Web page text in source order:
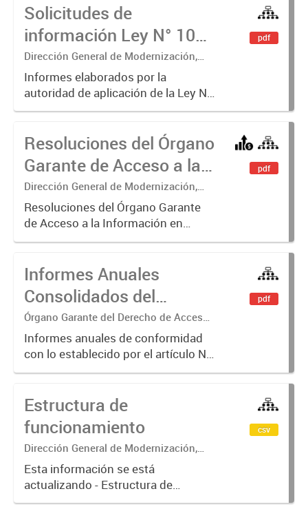
Solicitudes de
información Ley N° 104 -
Informes
Dirección General de Modernización,
Sustentabilidad y Fortalecimiento
Institucional
Informes elaborados por la
autoridad de aplicación de la Ley N°
104 y modificatoria sobre las
información recibidas, sus
tramitaciones y la publicación
proactiva de...
pdf
Resoluciones del Órgano
Garante de Acceso a la
Información
Dirección General de Modernización,
Sustentabilidad y Fortalecimiento
Institucional
Resoluciones del Órgano Garante
de Acceso a la Información en
ejercicio de las facultades
35 de la Ley N° 104 y su
modificatoria.
pdf
Informes Anuales
Consolidados del
Órgano Garante del
Derecho de Acceso a la
Información
Órgano Garante del Derecho de Acceso
a la Información
Informes anuales de conformidad
con lo establecido por el artículo N°
26 inc. b de la Ley N° 104
pdf
Estructura de
funcionamiento
Dirección General de Modernización,
Sustentabilidad y Fortalecimiento
Institucional
Esta información se está
actualizando - Estructura de
funcionamiento parlamentaria y
csv